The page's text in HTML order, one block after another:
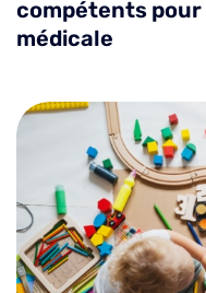
compétents
médicale